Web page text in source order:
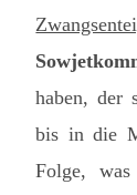
haben, der
bis in die
Folge,